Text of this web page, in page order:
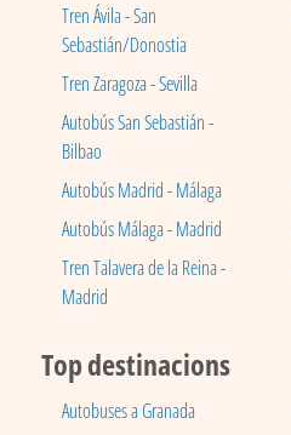
Tren Ávila - San
Sebastián/Donostia
Tren Zaragoza - Sevilla
Autobús San Sebastián -
Bilbao
Autobús Madrid - Málaga
Autobús Málaga - Madrid
Tren Talavera de la Reina -
Madrid
Top destinacions
Autobuses a Granada